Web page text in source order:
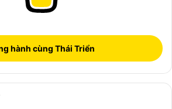
hành cùng Thái Triển